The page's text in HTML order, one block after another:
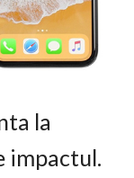
la
impactul.